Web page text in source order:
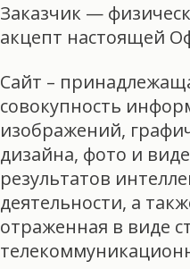
Заказчик —
акцепт настоящей
Сайт –
совокупность
изображений,
дизайна, фото и
результатов
деятельности, а
отраженная в виде